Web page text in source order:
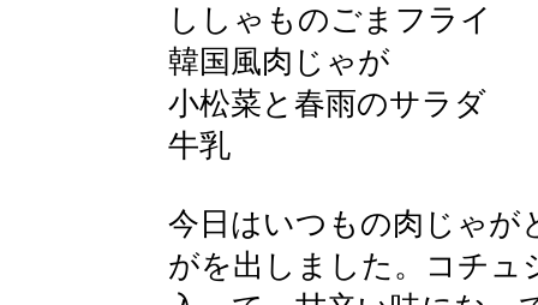
ししゃものごまフライ
韓国風肉じゃが
小松菜と春雨のサラダ
牛乳
今日はいつもの肉じゃが
がを出しました。コチュ